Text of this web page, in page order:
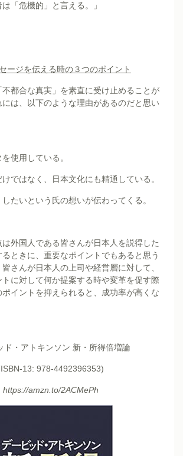
「危機的」と言える。」
ージを伝える時の３つのポイント
都合な真実」を素直に受け止めることが
は、以下のような理由があるのだと思い
使用している。
けではなく、日本文化にも精通している。
したいという氏の想いが伝わってくる。
外国人である皆さんが日本人を説得した
るときに、重要なポイントでもあると思う
さんが日本人の上司や経営層に対して、
トに対して何か提案する時や変革を促す際
イントを抑えられると、成功率が高くな
ド・アトキンソン 新・所得倍増論
13: 978-4492396353)
https://amzn.to/2ACMePh